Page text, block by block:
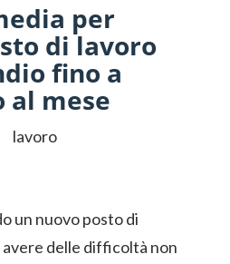
per
di lavoro
fino a
al mese
un nuovo posto di
delle difficoltà non